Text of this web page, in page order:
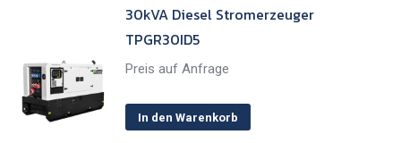
30kVA Diesel Stromerzeuger
TPGR30ID5
Preis auf Anfrage
In den Warenkorb